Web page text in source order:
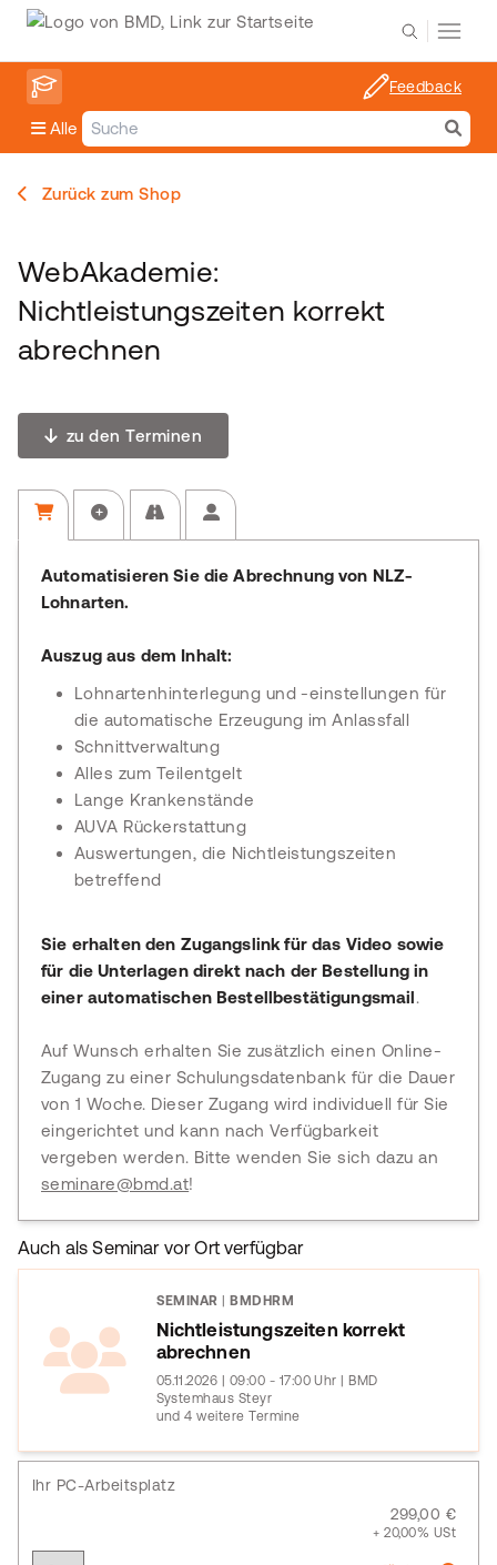
Alle
Feedback
Zurück zum Shop
WebAkademie:
Nichtleistungszeiten korrekt
abrechnen
zu den Terminen
Automatisieren Sie die Abrechnung von NLZ-
Lohnarten.
Auszug aus dem Inhalt:
Lohnartenhinterlegung und -einstellungen für
die automatische Erzeugung im Anlassfall
Schnittverwaltung
Alles zum Teilentgelt
Lange Krankenstände
AUVA Rückerstattung
Auswertungen, die Nichtleistungszeiten
betreffend
Sie erhalten den Zugangslink für das Video sowie
für die Unterlagen direkt nach der Bestellung in
einer automatischen Bestellbestätigungsmail.
Auf Wunsch erhalten Sie zusätzlich einen Online-
Zugang zu einer Schulungsdatenbank für die Dauer
von 1 Woche. Dieser Zugang wird individuell für Sie
eingerichtet und kann nach Verfügbarkeit
vergeben werden. Bitte wenden Sie sich dazu an
seminare@bmd.at!
Auch als Seminar vor Ort verfügbar
SEMINAR BMDHRM
Nichtleistungszeiten korrekt
abrechnen
05.11.2026 | 09:00 - 17:00 Uhr | BMD
Systemhaus Steyr
und 4 weitere Termine
Ihr PC-Arbeitsplatz
299,00 €
+ 20,00% USt